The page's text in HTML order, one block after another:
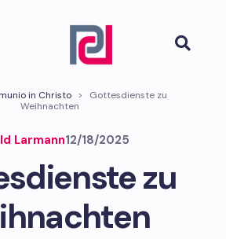

in Christo >
Gottesdienste zu
Weihnachten
Larmann12/18/2025
zu